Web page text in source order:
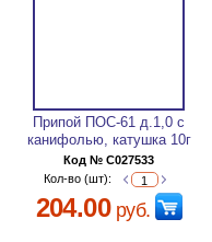
Припой ПОС-61 д.1,0 с
канифолью, катушка 10г
Код № C027533
Кол-во (шт):
204.00руб.